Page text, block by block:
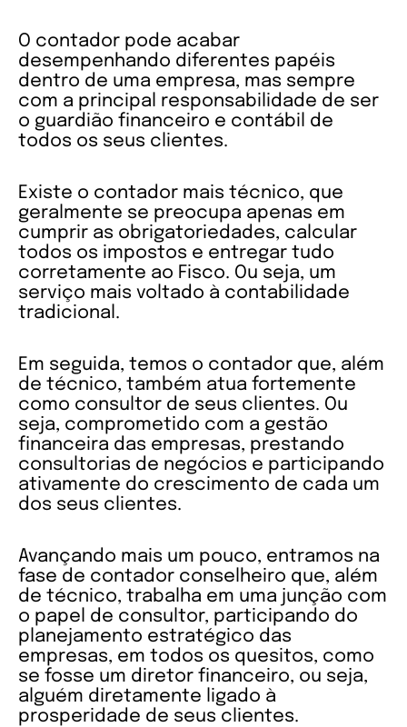
O contador pode acabar
desempenhando diferentes papéis
dentro de uma empresa, mas sempre
com a principal responsabilidade de ser
o guardião financeiro e contábil de
todos os seus clientes.
Existe o contador mais técnico, que
geralmente se preocupa apenas em
cumprir as obrigatoriedades, calcular
todos os impostos e entregar tudo
corretamente ao Fisco. Ou seja, um
serviço mais voltado à contabilidade
tradicional.
Em seguida, temos o contador que, além
de técnico, também atua fortemente
como consultor de seus clientes. Ou
seja, comprometido com a gestão
financeira das empresas, prestando
consultorias de negócios e participando
ativamente do crescimento de cada um
dos seus clientes.
Avançando mais um pouco, entramos na
fase de contador conselheiro que, além
de técnico, trabalha em uma junção com
o papel de consultor, participando do
planejamento estratégico das
empresas, em todos os quesitos, como
se fosse um diretor financeiro, ou seja,
alguém diretamente ligado à
prosperidade de seus clientes.